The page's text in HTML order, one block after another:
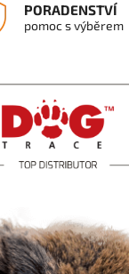
PORADENSTVÍ
pomoc s výběrem